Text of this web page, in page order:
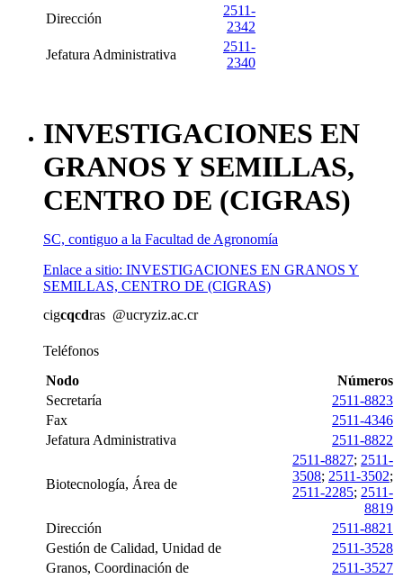
Dirección
2511-
2342
Jefatura Administrativa
2511-
2340
INVESTIGACIONES EN
GRANOS Y SEMILLAS,
CENTRO DE (CIGRAS)
SC, contiguo a la Facultad de Agronomía
Enlace a sitio: INVESTIGACIONES EN GRANOS Y
SEMILLAS, CENTRO DE (CIGRAS)
cigcqcdras @ucryziz.ac.cr
Teléfonos
Nodo
Números
Secretaría
2511-8823
Fax
2511-4346
Jefatura Administrativa
2511-8822
Biotecnología, Área de
2511-8827; 2511-
3508; 2511-3502;
2511-2285; 2511-
8819
Dirección
2511-8821
Gestión de Calidad, Unidad de
2511-3528
Granos, Coordinación de
2511-3527